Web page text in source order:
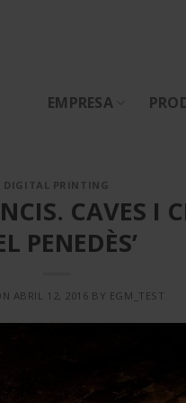
EMPRESA
DIGITAL PRINTING
CAVES I
PENEDÈS’
ABRIL 12, 2016 BY EGM_TEST